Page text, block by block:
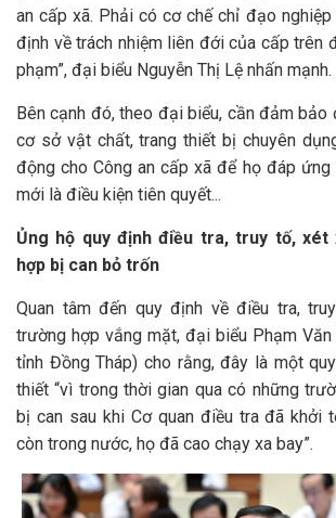
an cấp xã. Phải có cơ chế chỉ đạo
định về trách nhiệm liên đới của cấp trên
phạm”, đại biểu Nguyễn Thị Lệ nhấn mạnh.
Bên cạnh đó, theo đại biểu, cần đảm bảo
cơ sở vật chất, trang thiết bị chuyên
động cho Công an cấp xã để họ đáp ứng
mới là điều kiện tiên quyết...
Ủng hộ quy định điều tra, truy tố,
hợp bị can bỏ trốn
Quan tâm đến quy định về điều tra,
trường hợp vắng mặt, đại biểu Phạm
tỉnh Đồng Tháp) cho rằng, đây là một
thiết “vì trong thời gian qua có những
bị can sau khi Cơ quan điều tra đã khởi
còn trong nước, họ đã cao chạy xa bay”.